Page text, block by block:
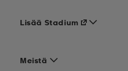
Meistä
Lisää Stadium